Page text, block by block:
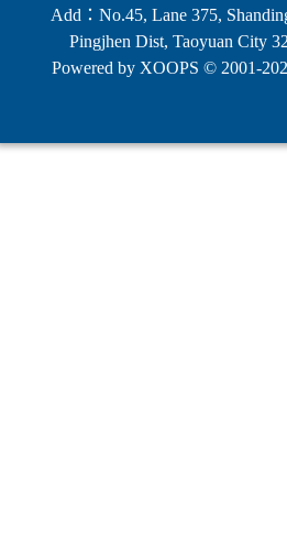
Add：No.45, Lane 375,
Pingjhen Dist, Taoyuan City
Powered by XOOPS © 2001-